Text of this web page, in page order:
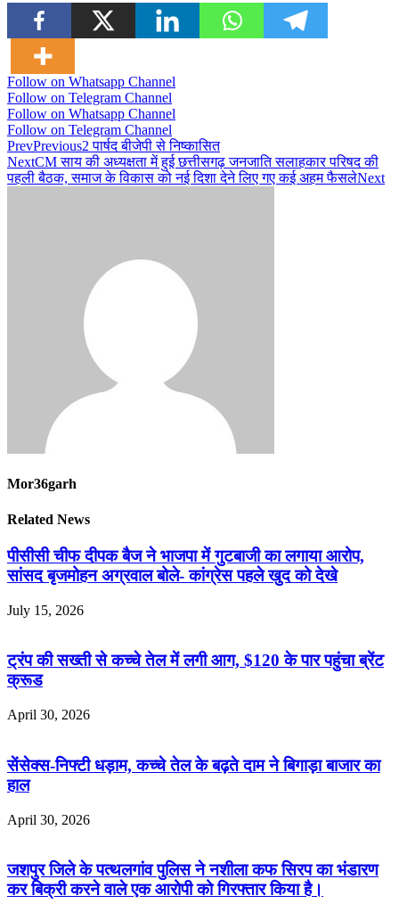
Follow on Whatsapp Channel
Follow on Telegram Channel
Follow on Whatsapp Channel
Follow on Telegram Channel
PrevPrevious2 पार्षद बीजेपी से निष्कासित
NextCM साय की अध्यक्षता में हुई छत्तीसगढ़ जनजाति सलाहकार परिषद की
पहली बैठक, समाज के विकास को नई दिशा देने लिए गए कई अहम फैसलेNext
Mor36garh
Related News
पीसीसी चीफ दीपक बैज ने भाजपा में गुटबाजी का लगाया आरोप,
सांसद बृजमोहन अग्रवाल बोले- कांग्रेस पहले खुद को देखे
July 15, 2026
ट्रंप की सख्ती से कच्चे तेल में लगी आग, $120 के पार पहुंचा ब्रेंट
क्रूड
April 30, 2026
सेंसेक्स-निफ्टी धड़ाम, कच्चे तेल के बढ़ते दाम ने बिगाड़ा बाजार का
हाल
April 30, 2026
जशपुर जिले के पत्थलगांव पुलिस ने नशीला कफ सिरप का भंडारण
कर बिक्री करने वाले एक आरोपी को गिरफ्तार किया है।